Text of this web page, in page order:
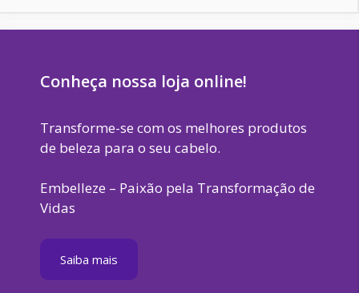
Conheça nossa loja online!
Transforme-se com os melhores produtos
de beleza para o seu cabelo.
Embelleze – Paixão pela Transformação de
Vidas
Saiba mais